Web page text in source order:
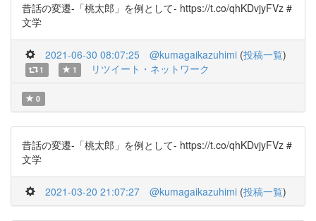
昔話の変遷-「桃太郎」を例として- https://t.co/qhKDvjyFVz #
文学
2021-06-30 08:07:25 @kumagaikazuhimi (投稿一覧)
1 1 リツイート・ネットワーク
0
昔話の変遷-「桃太郎」を例として- https://t.co/qhKDvjyFVz #
文学
2021-03-20 21:07:27 @kumagaikazuhimi (投稿一覧)